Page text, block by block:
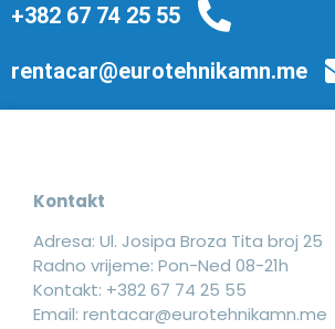
+382 67 74 25 55
rentacar@eurotehnikamn.me
Kontakt
Adresa: Ul. Josipa Broza Tita broj 25
Radno vrijeme: Pon-Ned 08-21h
Kontakt: +382 67 74 25 55
Email: rentacar@eurotehnikamn.me